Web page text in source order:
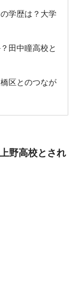
学歴は？大学
田中瞳高校と
区とのつなが
野高校とされ